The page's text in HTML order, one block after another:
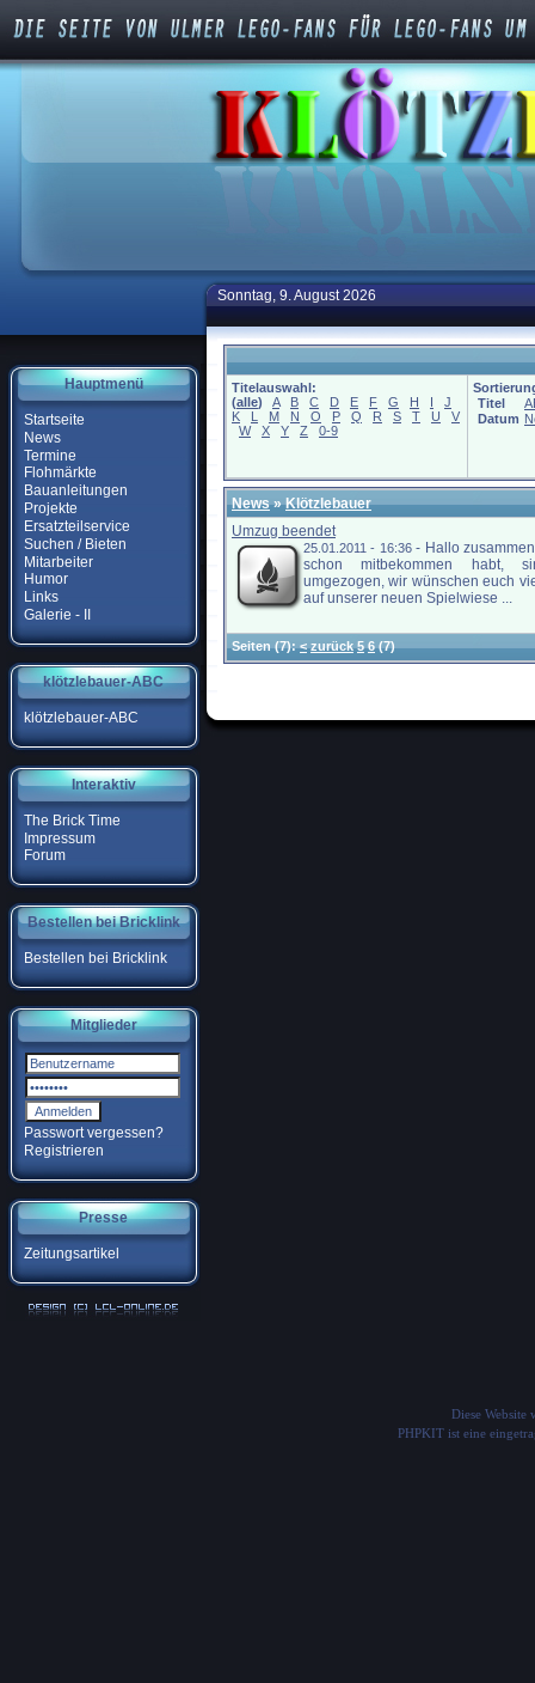
Hauptmenü
Startseite
News
Termine
Flohmärkte
Bauanleitungen
Projekte
Ersatzteilservice
Suchen / Bieten
Mitarbeiter
Humor
Links
Galerie - II
klötzlebauer-ABC
klötzlebauer-ABC
Interaktiv
The Brick Time
Impressum
Forum
Bestellen bei Bricklink
Bestellen bei Bricklink
Mitglieder
Passwort vergessen?
Registrieren
Presse
Zeitungsartikel
Sonntag, 9. August 2026
Titelauswahl:
(alle) A B C D E F G H I
J
K
L M N O P Q R S T U
V
W
X Y Z 0-9
Titel
Datum
News»Klötzlebauer
Umzug beendet
25.01.2011 - 16:36- Hallo
schon mitbekommen habt,
umgezogen, wir wünschen euch
auf unserer neuen Spielwiese ...
Seiten(7):< zurück 5 6 (7)
Diese Website
PHPKIT ist eine